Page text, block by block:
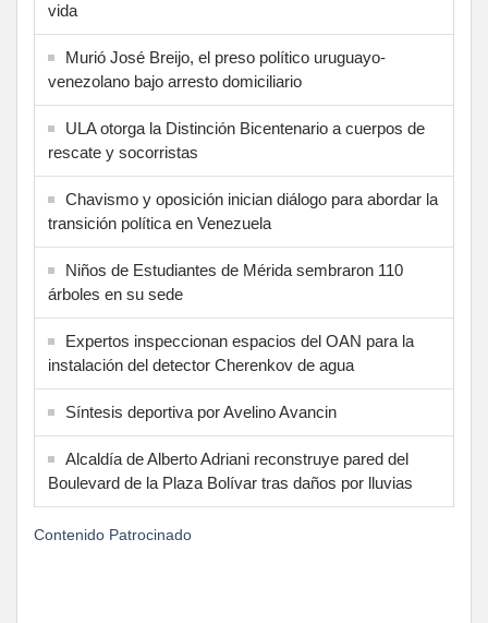
vida
Murió José Breijo, el preso político uruguayo-
venezolano bajo arresto domiciliario
ULA otorga la Distinción Bicentenario a cuerpos de
rescate y socorristas
Chavismo y oposición inician diálogo para abordar la
transición política en Venezuela
Niños de Estudiantes de Mérida sembraron 110
árboles en su sede
Expertos inspeccionan espacios del OAN para la
instalación del detector Cherenkov de agua
Síntesis deportiva por Avelino Avancin
Alcaldía de Alberto Adriani reconstruye pared del
Boulevard de la Plaza Bolívar tras daños por lluvias
Contenido Patrocinado